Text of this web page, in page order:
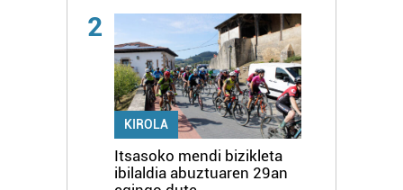
2
KIROLA
Itsasoko mendi bizikleta
ibilaldia abuztuaren 29an